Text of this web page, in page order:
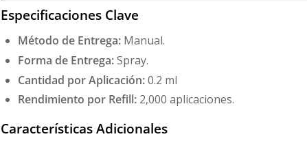
Especificaciones Clave
Método de Entrega: Manual.
Forma de Entrega:Spray.
Cantidad por Aplicación:0.2 ml
Rendimiento por Refill: 2,000 aplicaciones.
Características Adicionales